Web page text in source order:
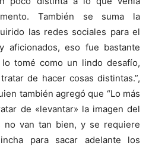
También se suma la
las redes sociales para el
aficionados, eso fue bastante
tomé como un lindo desafío,
de hacer cosas distintas.”,
también agregó que “Lo más
de «levantar» la imagen del
no van tan bien, y se requiere
para sacar adelante los